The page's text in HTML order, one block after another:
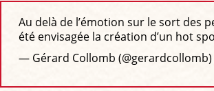
Au delà de l’émotion sur le sort des
été envisagée la création d’un hot
— Gérard Collomb (@gerardcollomb)